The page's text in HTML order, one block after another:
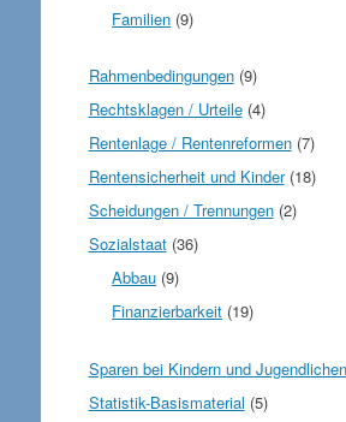
Familien (9)
Rahmenbedingungen(9)
Rechtsklagen / Urteile(4)
Rentenlage / Rentenreformen(7)
Rentensicherheit und Kinder(18)
Scheidungen / Trennungen(2)
Sozialstaat(36)
Abbau (9)
Finanzierbarkeit (19)
Sparen bei Kindern und Jugendlichen
Statistik-Basismaterial (5)